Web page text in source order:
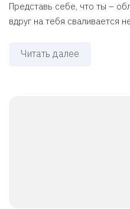
Представь себе, что ты –
вдруг на тебя сваливается
Читать далее